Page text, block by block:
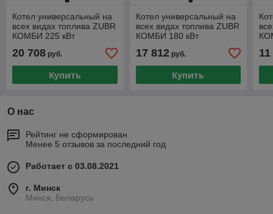
Котел универсальный на
всех видах топлива ZUBR
КОМБИ 225 кВт
20 708 руб.
Купить
Котел универсальный на
всех видах топлива ZUBR
КОМБИ 180 кВт
17 812руб.
Купить
О нас
Рейтинг не сформирован
Менее 5 отзывов за последний год
Работает с 03.08.2021
г. Минск
Минск, Беларусь